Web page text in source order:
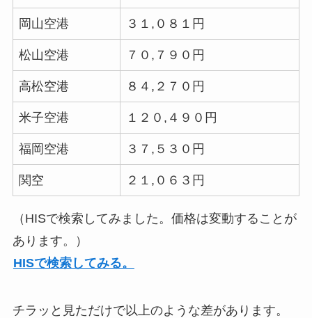
岡山空港 ３１,０８１円
松山空港 ７０,７９０円
高松空港 ８４,２７０円
米子空港 １２０,４９０円
福岡空港 ３７,５３０円
関空 ２１,０６３円
（HISで検索してみました。価格は変動することが
あります。）
HISで検索してみる。
チラッと見ただけで以上のような差があります。